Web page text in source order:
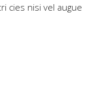
cies nisi vel augue